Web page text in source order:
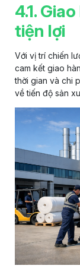
4.1.
tiện lợi
Với vị trí chiến
cam kết giao
thời gian và chi
về tiến độ sản